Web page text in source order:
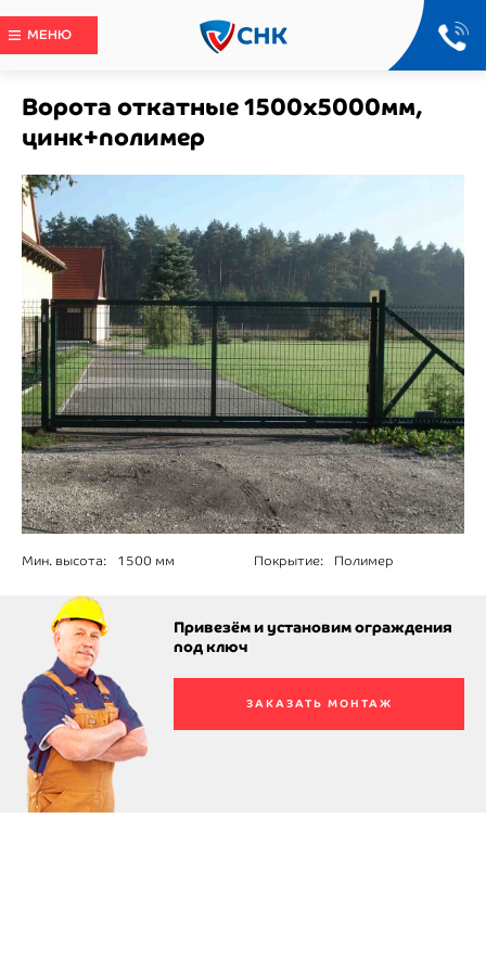
МЕНЮ
Ворота откатные 1500x5000мм,
цинк+полимер
Мин. высота: 1500 мм Покрытие: Полимер
Привезём и установим ограждения
под ключ
ЗАКАЗАТЬ МОНТАЖ